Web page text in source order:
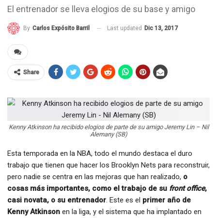
El entrenador se lleva elogios de su base y amigo
By Carlos Expósito Barril Last updated Dic 13, 2017
Share
Kenny Atkinson ha recibido elogios de parte de su amigo Jeremy Lin – Nil
Alemany (SB)
Esta temporada en la NBA, todo el mundo destaca el duro
trabajo que tienen que hacer los Brooklyn Nets para reconstruir,
pero nadie se centra en las mejoras que han realizado, o
cosas más importantes, como el trabajo de su front office,
casi novata, o su entrenador. Este es el primer año de
Kenny Atkinson en la liga, y el sistema que ha implantado en